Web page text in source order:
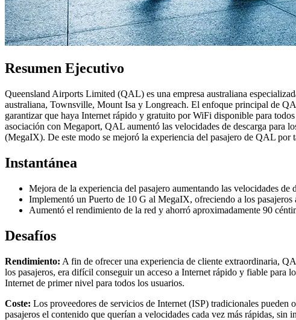
Resumen Ejecutivo
Queensland Airports Limited (QAL) es una empresa australiana
australiana, Townsville, Mount Isa y Longreach. El enfoque principal de
garantizar que haya Internet rápido y gratuito por WiFi disponible para
asociación con Megaport, QAL aumentó las velocidades de descarga para
(MegaIX). De este modo se mejoró la experiencia del pasajero de QAL
Instantánea
Mejora de la experiencia del pasajero aumentando las velocidades
Implementó un Puerto de 10 G al MegaIX, ofreciendo a los
Aumentó el rendimiento de la red y ahorró aproximadamente 90
Desafíos
Rendimiento: A fin de ofrecer una experiencia de cliente extraordinaria,
los pasajeros, era difícil conseguir un acceso a Internet rápido y fiable para
Internet de primer nivel para todos los usuarios.
Coste: Los proveedores de servicios de Internet (ISP) tradicionales
pasajeros el contenido que querían a velocidades cada vez más rápidas, sin